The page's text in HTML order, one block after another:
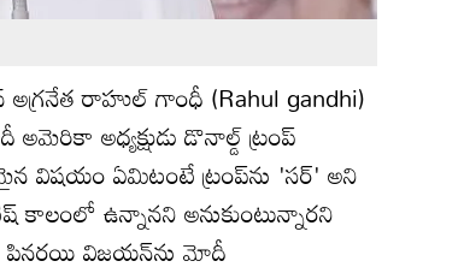
రాహుల్ గాంధీ (Rahul gandhi)
అధ్యక్షుడు డొనాల్డ్ ట్రంప్
విషయం ఏమిటంటే ట్రంప్‌ను 'సర్' అని
కాలంలో ఉన్నానని అనుకుంటున్నారని
పినరయి విజయన్‌ను మోదీ